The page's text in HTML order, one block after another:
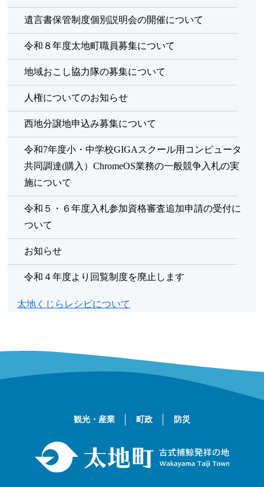
遺言書保管制度個別説明会の開催について
令和８年度太地町職員募集について
地域おこし協力隊の募集について
人権についてのお知らせ
西地分譲地申込み募集について
令和7年度小・中学校GIGAスクール用コンピュータ
共同調達(購入）ChromeOS業務の一般競争入札の実
施について
令和５・６年度入札参加資格審査追加申請の受付に
ついて
お知らせ
令和４年度より回覧制度を廃止します
太地くじらレシピについて
観光・産業 町政 防災